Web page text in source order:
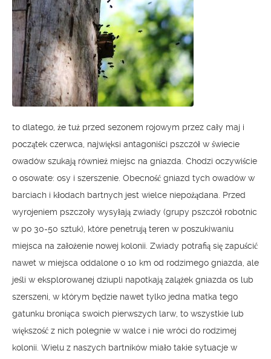
to dlatego, że tuż przed sezonem rojowym przez cały maj i
początek czerwca, najwięksi antagoniści pszczół w świecie
owadów szukają również miejsc na gniazda. Chodzi oczywiście
o osowate: osy i szerszenie. Obecność gniazd tych owadów w
barciach i kłodach bartnych jest wielce niepożądana. Przed
wyrojeniem pszczoły wysyłają zwiady (grupy pszczół robotnic
w po 30-50 sztuk), które penetrują teren w poszukiwaniu
miejsca na założenie nowej kolonii. Zwiady potrafią się zapuścić
nawet w miejsca oddalone o 10 km od rodzimego gniazda, ale
jeśli w eksplorowanej dziupli napotkają zalążek gniazda os lub
szerszeni, w którym będzie nawet tylko jedna matka tego
gatunku broniąca swoich pierwszych larw, to wszystkie lub
większość z nich polegnie w walce i nie wróci do rodzimej
kolonii. Wielu z naszych bartników miało takie sytuacje w